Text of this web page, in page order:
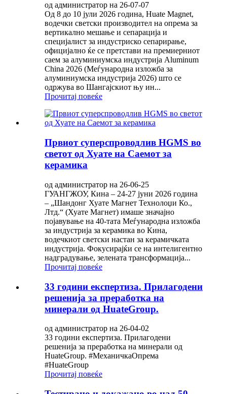
од администратор на 26-07-07
Од 8 до 10 јули 2026 година, Huate Magnet,
водечки светски производител на опрема за
вертикално мешање и сепарација и
специјалист за индустриско сепарирање,
официјално ќе се претстави на премиерниот
саем за алуминиумска индустрија Aluminum
China 2026 (Меѓународна изложба за
алуминиумска индустрија 2026) што се
одржува во Шангајскиот њу ин...
Прочитај повеќе
Првиот суперспроводлив HGMS во
светот од Хуате на Саемот за
керамика
од администратор на 26-06-25
ГУАНГЖОУ, Кина – 24-27 јуни 2026 година
– „Шандонг Хуате Магнет Технолоџи Ко.,
Лтд.“ (Хуате Магнет) имаше значајно
појавување на 40-тата Меѓународна изложба
за индустрија за керамика во Кина,
водечкиот светски настан за керамичката
индустрија. Фокусирајќи се на интелигентно
надградување, зелената трансформација...
Прочитај повеќе
33 години експертиза. Прилагодени
решенија за преработка на
минерали од HuateGroup.
од администратор на 26-04-02
33 години експертиза. Прилагодени
решенија за преработка на минерали од
HuateGroup. #МеханичкаОпрема
#HuateGroup
Прочитај повеќе